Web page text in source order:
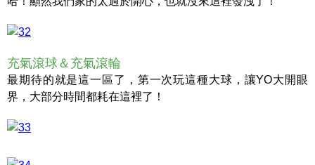
充氣滾球＆充氣滾輪
最期待的就是這一區了，第一次玩這種大球，讓YO大開眼
界，大部分時間都耗在這裡了！